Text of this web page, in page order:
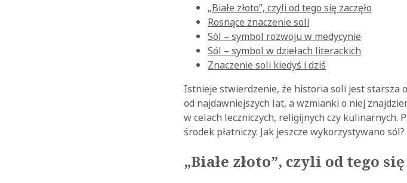
„Białe złoto”, czyli od tego się zaczęło
Rosnące znaczenie soli
Sól – symbol rozwoju w medycynie
Sól – symbol w dziełach literackich
Znaczenie soli kiedyś i dziś
Istnieje stwierdzenie, że historia soli jest starsza
od najdawniejszych lat, a wzmianki o niej
w celach leczniczych, religijnych czy kulinarnych.
środek płatniczy. Jak jeszcze wykorzystywano sól?
„Białe złoto”, czyli od tego się